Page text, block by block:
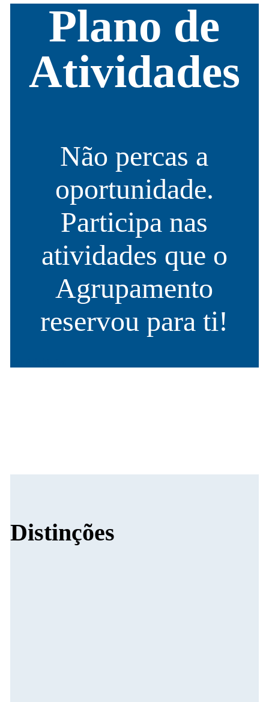
Plano de
Atividades
Não percas a
oportunidade.
Participa nas
atividades que o
Agrupamento
reservou para ti!
Distinções